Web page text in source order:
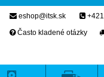
eshop@itsk.sk
Často kladené otázky